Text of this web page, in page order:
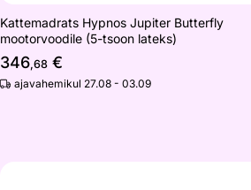
Kattemadrats Hypnos Jupiter Butterfly
mootorvoodile (5-tsoon lateks)
346,68 €
ajavahemikul 27.08 - 03.09
Pocket vedrustusega kattemadrats